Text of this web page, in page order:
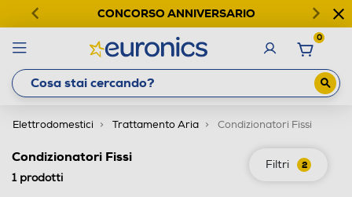
CONCORSO ANNIVERSARIO
0
Elettrodomestici Trattamento Aria Condizionatori Fissi
Filtri 2
Condizionatori Fissi
1prodotti